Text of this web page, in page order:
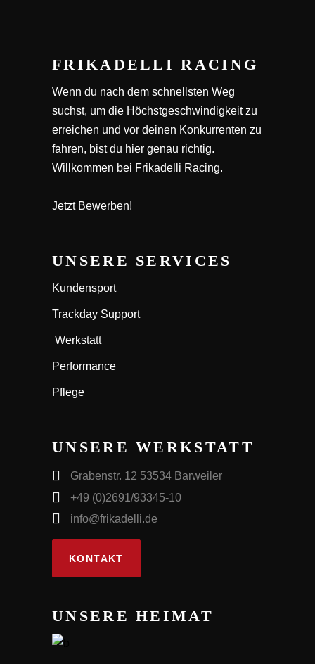
FRIKADELLI RACING
Wenn du nach dem schnellsten Weg
suchst, um die Höchstgeschwindigkeit zu
erreichen und vor deinen Konkurrenten zu
fahren, bist du hier genau richtig.
Willkommen bei Frikadelli Racing.
Jetzt Bewerben!
UNSERE SERVICES
Kundensport
Trackday Support
Werkstatt
Performance
Pflege
UNSERE WERKSTATT
Grabenstr. 12 53534 Barweiler
+49 (0)2691/93345-10
info@frikadelli.de
KONTAKT
UNSERE HEIMAT